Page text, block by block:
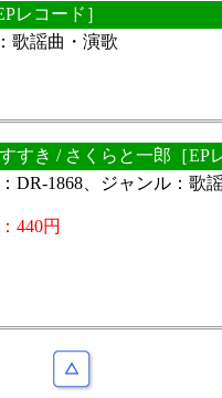
レコード］
歌謡曲・演歌
すき / さくらと一郎［EP
DR-1868、ジャンル：歌
440円